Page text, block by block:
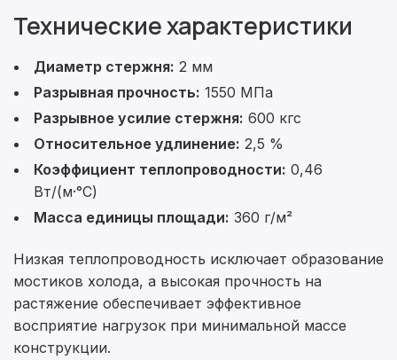
Технические характеристики
Диаметр стержня: 2 мм
Разрывная прочность: 1550 МПа
Разрывное усилие стержня: 600 кгс
Относительное удлинение: 2,5 %
Коэффициент теплопроводности: 0,46
Вт/(м·°С)
Масса единицы площади: 360 г/м²
Низкая теплопроводность исключает образование
мостиков холода, а высокая прочность на
растяжение обеспечивает эффективное
восприятие нагрузок при минимальной массе
конструкции.
Рассчитать смету
Заполните форму ниже, чтобы получить
точный расчет сметы. Мы свяжемся с вами в
Оставьте номер
телефона
Предоставим бесплатную консультацию по
нашим товарам и актуальным ценам на
металлопрокат
Форма отправлена,
спасибо!
Форма не отправлена!